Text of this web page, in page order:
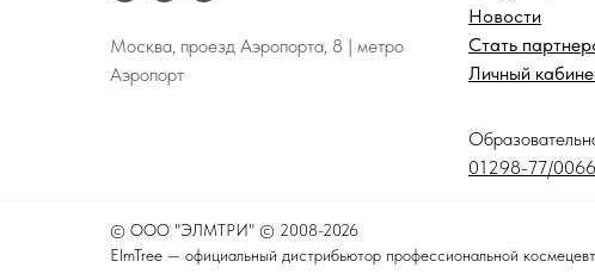
Москва, проезд Аэропорта, 8 | метро
Аэропорт
Новости
Стать
Личный
01298-77/
© ООО "ЭЛМТРИ" © 2008-2026
ElmTree — официальный дистрибьютор профессиональной